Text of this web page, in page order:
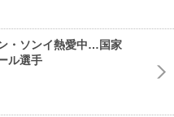
・ソンイ熱愛中…国家
ル選手